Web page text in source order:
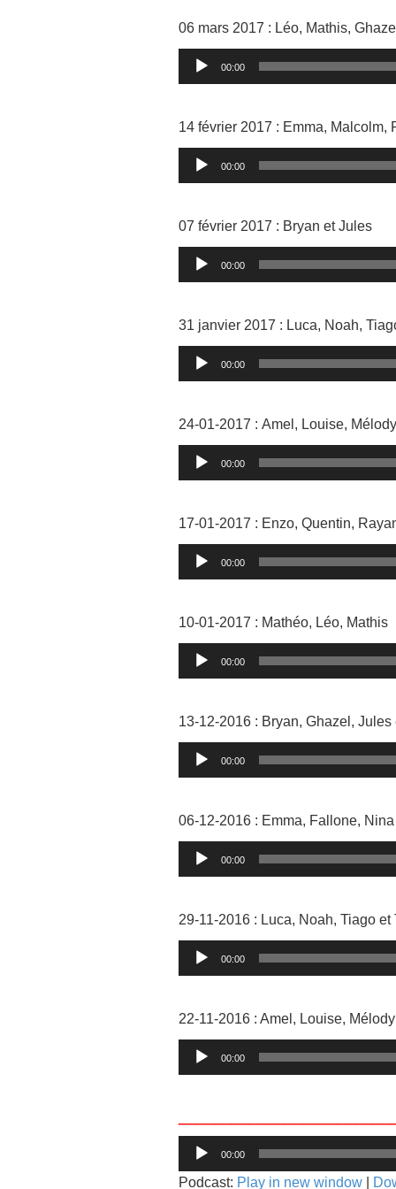
06 mars 2017 : Léo, Mathis,
Lecteur
audio
00:00
14 février 2017 : Emma, Malcolm,
Lecteur
audio
00:00
07 février 2017 : Bryan et Jules
Lecteur
audio
00:00
31 janvier 2017 : Luca, Noah,
Lecteur
audio
00:00
24-01-2017 : Amel, Louise,
Lecteur
audio
00:00
17-01-2017 : Enzo, Quentin,
Lecteur
audio
00:00
10-01-2017 : Mathéo, Léo, Mathis
Lecteur
audio
00:00
13-12-2016 : Bryan, Ghazel, Jules
Lecteur
audio
00:00
06-12-2016 : Emma, Fallone, Nina
Lecteur
audio
00:00
29-11-2016 : Luca, Noah, Tiago et
Lecteur
audio
00:00
22-11-2016 : Amel, Louise,
Lecteur
audio
00:00
Lecteur
audio
00:00
Podcast: Play in new window